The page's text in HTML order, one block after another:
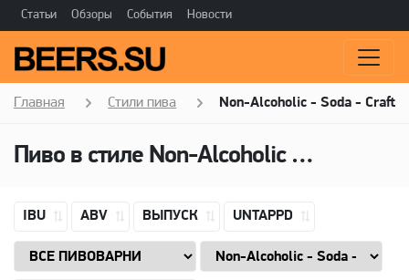
Статьи Обзоры События Новости
Главная Стили пива Non-Alcoholic - Soda - Craft
Пиво в стиле Non-Alcoholic - Soda - Craft
IBU ABV ВЫПУСК UNTAPPD